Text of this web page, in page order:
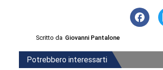
Scritto da Giovanni Pantalone
Potrebbero interessarti